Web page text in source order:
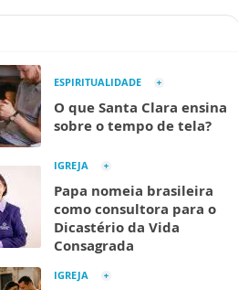
ESPIRITUALIDADE
O que Santa Clara ensina
sobre o tempo de tela?
IGREJA
Papa nomeia brasileira
como consultora para o
Dicastério da Vida
Consagrada
IGREJA